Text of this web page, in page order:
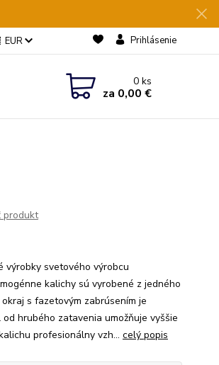
EUR Prihlásenie
0ks
za 0,00 €
produkt
výrobky svetového výrobcu
kalichy sú vyrobené z jedného
s fazetovým zabrúsením je
hrubého zatavenia umožňuje vyššie
profesionálny vzh... celý popis